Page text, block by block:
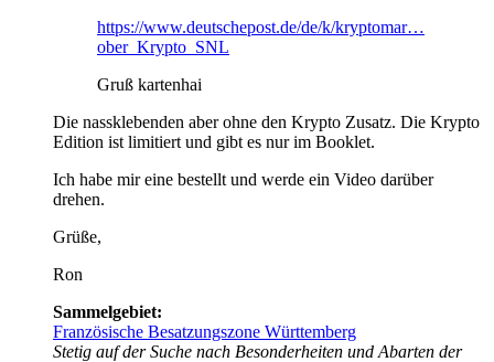
https://www.deutschepost.de/de/k/kryptomar…
ober_Krypto_SNL
Gruß kartenhai
Die nassklebenden aber ohne den Krypto Zusatz. Die Krypto
Edition ist limitiert und gibt es nur im Booklet.
Ich habe mir eine bestellt und werde ein Video darüber
drehen.
Grüße,
Ron
Sammelgebiet:
Französische Besatzungszone Württemberg
Stetig auf der Suche nach Besonderheiten und Abarten der